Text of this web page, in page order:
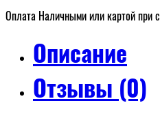
Оплата Наличными или картой при
Описание
Отзывы (0)